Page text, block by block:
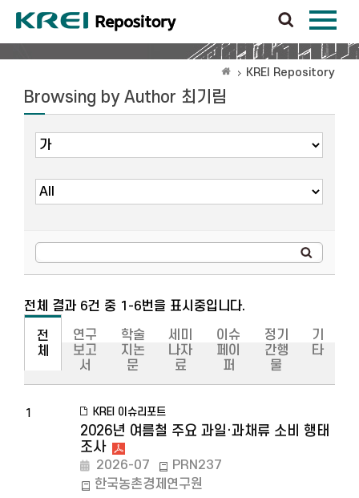
KREI Repository
Browsing by Author 최기림
전체 결과 6건 중 1-6번을 표시중입니다.
전
체
연구
보고
서
학술
지논
문
세미
나자
료
이슈
페이
퍼
정기
간행
물
기
타
1 KREI 이슈리포트
2026년 여름철 주요 과일·과채류 소비 행태
조사
2026-07
PRN237
한국농촌경제연구원